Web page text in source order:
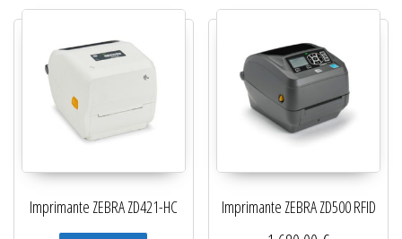
Imprimante ZEBRA ZD421-HC Imprimante ZEBRA ZD500 RFID